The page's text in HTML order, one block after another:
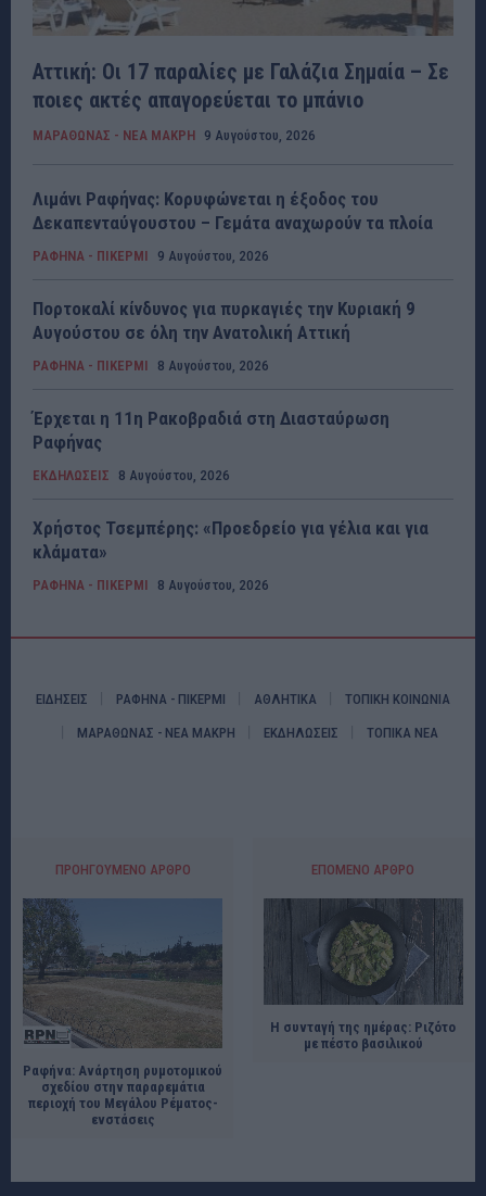
Αττική: Οι 17 παραλίες με Γαλάζια Σημαία – Σε
ποιες ακτές απαγορεύεται το μπάνιο
ΜΑΡΑΘΩΝΑΣ - ΝΕΑ ΜΑΚΡΗ 9 Αυγούστου, 2026
Λιμάνι Ραφήνας: Κορυφώνεται η έξοδος του
Δεκαπενταύγουστου – Γεμάτα αναχωρούν τα πλοία
ΡΑΦΗΝΑ - ΠΙΚΕΡΜΙ 9 Αυγούστου, 2026
Πορτοκαλί κίνδυνος για πυρκαγιές την Κυριακή 9
Αυγούστου σε όλη την Ανατολική Αττική
ΡΑΦΗΝΑ - ΠΙΚΕΡΜΙ 8 Αυγούστου, 2026
Έρχεται η 11η Ρακοβραδιά στη Διασταύρωση
Ραφήνας
ΕΚΔΗΛΩΣΕΙΣ 8 Αυγούστου, 2026
Χρήστος Τσεμπέρης: «Προεδρείο για γέλια και για
κλάματα»
ΡΑΦΗΝΑ - ΠΙΚΕΡΜΙ 8 Αυγούστου, 2026
ΕΙΔΗΣΕΙΣ ΡΑΦΗΝΑ - ΠΙΚΕΡΜΙ ΑΘΛΗΤΙΚΑ ΤΟΠΙΚΗ ΚΟΙΝΩΝΙΑ
ΜΑΡΑΘΩΝΑΣ - ΝΕΑ ΜΑΚΡΗ ΕΚΔΗΛΩΣΕΙΣ ΤΟΠΙΚΑ ΝΕΑ
ΠΡΟΗΓΟΎΜΕΝΟ ΆΡΘΡΟ
Ραφήνα: Ανάρτηση ρυμοτομικού
σχεδίου στην παραρεμάτια
περιοχή του Μεγάλου Ρέματος-
ενστάσεις
ΕΠΌΜΕΝΟ ΆΡΘΡΟ
Η συνταγή της ημέρας: Ριζότο
με πέστο βασιλικού